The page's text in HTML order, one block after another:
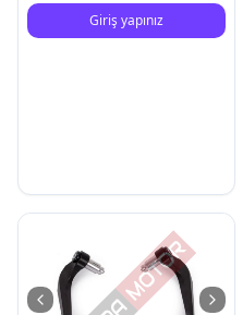
Giriş yapınız